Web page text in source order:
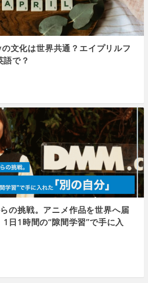
文化は世界共通？エイプリルフ
語で？
の挑戦。アニメ作品を世界へ届
日1時間の“隙間学習”で手に入